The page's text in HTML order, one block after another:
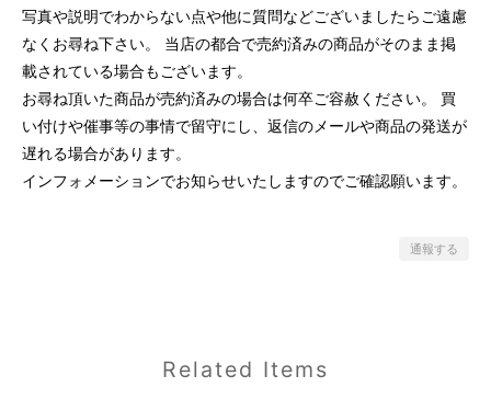
写真や説明でわからない点や他に質問などございましたらご遠慮
なくお尋ね下さい。 当店の都合で売約済みの商品がそのまま掲
載されている場合もございます。
お尋ね頂いた商品が売約済みの場合は何卒ご容赦ください。 買
い付けや催事等の事情で留守にし、返信のメールや商品の発送が
遅れる場合があります。
インフォメーションでお知らせいたしますのでご確認願います。
通報する
Related Items